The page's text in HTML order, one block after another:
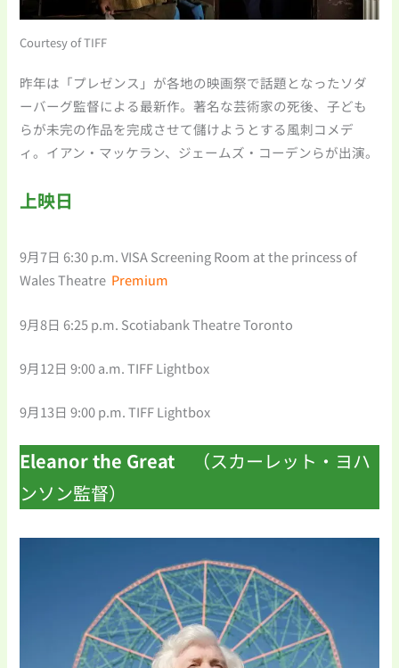
Courtesy of TIFF
昨年は「プレゼンス」が各地の映画祭で話題となったソダ
ーバーグ監督による最新作。著名な芸術家の死後、子ども
らが未完の作品を完成させて儲けようとする風刺コメデ
ィ。イアン・マッケラン、ジェームズ・コーデンらが出演。
上映日
9月7日 6:30 p.m. VISA Screening Room at the princess of
Wales Theatre Premium
9月8日 6:25 p.m. Scotiabank Theatre Toronto
9月12日 9:00 a.m. TIFF Lightbox
9月13日 9:00 p.m. TIFF Lightbox
Eleanor the Great （スカーレット・ヨハ
ンソン監督）